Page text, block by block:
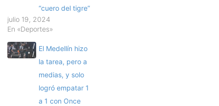
inconsistencias de siempre
y dejó escapar un punto
en…
“cuero del tigre”
julio 19, 2024
En «Deportes»
El Medellín hizo
la tarea, pero a
medias, y solo
logró empatar 1
a 1 con Once